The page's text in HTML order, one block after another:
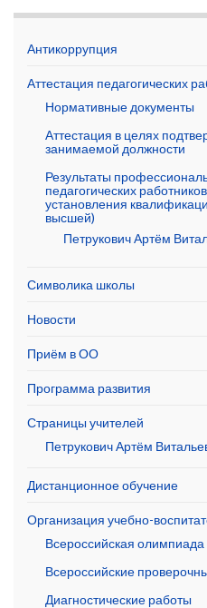
Антикоррупция
Аттестация педагогических
Нормативные документы
Аттестация в целях
занимаемой должности
Результаты
педагогических
установления
высшей)
Петрукович Артём
Символика школы
Новости
Приём в ОО
Программа развития
Страницы учителей
Петрукович Артём
Дистанционное обучение
Организация учебно-
Всероссийская
Всероссийские
Диагностические работы